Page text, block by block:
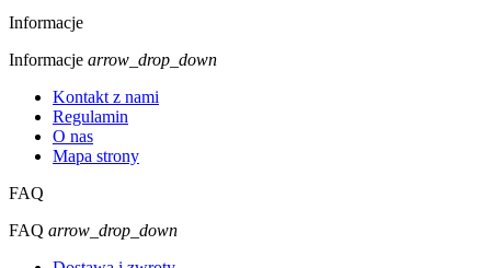
Informacje
Informacje arrow_drop_down
Kontakt z nami
Regulamin
O nas
Mapa strony
FAQ
FAQ arrow_drop_down